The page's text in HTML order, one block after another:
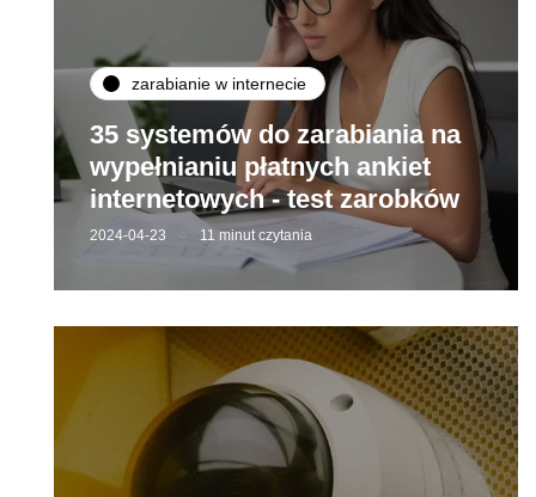
zarabianie w internecie
35 systemów do zarabiania na
wypełnianiu płatnych ankiet
internetowych - test zarobków
2024-04-23 11 minut czytania